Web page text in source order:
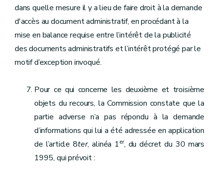
dans quelle mesure il y a lieu de faire droit à la demande
d'accès au document administratif, en procédant à la
mise en balance requise entre l’intérêt de la publicité
des documents administratifs et l’intérêt protégé par le
motif d’exception invoqué.
Pour ce qui concerne les deuxième et troisième
objets du recours, la Commission constate que la
partie adverse n’a pas répondu à la demande
d’informations qui lui a été adressée en application
de l’article 8ter, alinéa 1er, du décret du 30 mars
1995, qui prévoit :